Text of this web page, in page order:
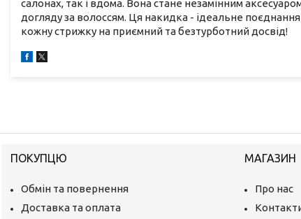
салонах, так і вдома. Вона стане незамінним
догляду за волоссям. Ця накидка - ідеальне поєднання
кожну стрижку на приємний та безтурботний досвід!
ПОКУПЦЮ
Обмін та повернення
Доставка та оплата
МАГАЗИН
Про нас